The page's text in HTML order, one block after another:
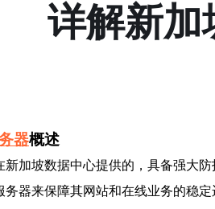
详解新加
器概述
新加坡数据中心提供的，具备强大
务器来保障其网站和在线业务的稳定